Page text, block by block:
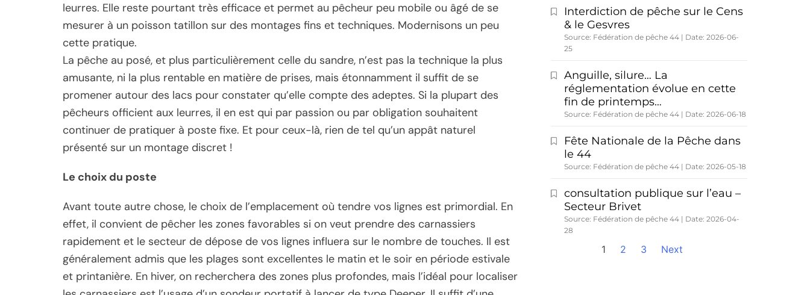
leurres. Elle reste pourtant très efficace et permet au pêcheur peu mobile ou âgé de se
mesurer à un poisson tatillon sur des montages fins et techniques. Modernisons un peu
cette pratique.
La pêche au posé, et plus particulièrement celle du sandre, n’est pas la technique la plus
amusante, ni la plus rentable en matière de prises, mais étonnamment il suffit de se
promener autour des lacs pour constater qu’elle compte des adeptes. Si la plupart des
pêcheurs officient aux leurres, il en est qui par passion ou par obligation souhaitent
continuer de pratiquer à poste fixe. Et pour ceux-là, rien de tel qu’un appât naturel
présenté sur un montage discret !
Le choix du poste
Avant toute autre chose, le choix de l’emplacement où tendre vos lignes est primordial. En
effet, il convient de pêcher les zones favorables si on veut prendre des carnassiers
rapidement et le secteur de dépose de vos lignes influera sur le nombre de touches. Il est
généralement admis que les plages sont excellentes le matin et le soir en période estivale
et printanière. En hiver, on recherchera des zones plus profondes, mais l’idéal pour localiser
Interdiction de pêche sur le Cens
& le Gesvres
Source: Fédération de pêche 44
Date: 2026-06-
25
Anguille, silure… La
réglementation évolue en cette
fin de printemps…
Source: Fédération de pêche 44 Date: 2026-06-18
Fête Nationale de la Pêche dans
le 44
Source: Fédération de pêche 44 Date: 2026-05-18
consultation publique sur l’eau –
Secteur Brivet
Source: Fédération de pêche 44
Date: 2026-04-
28
1 2 3 Next